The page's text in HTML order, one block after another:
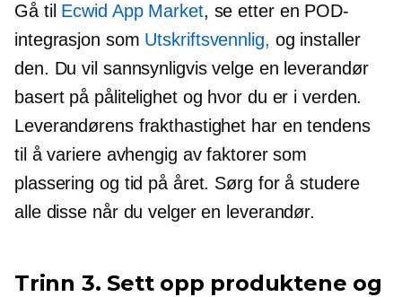
Gå til Ecwid App Market, se etter en POD-
integrasjon som Utskriftsvennlig, og installer
den. Du vil sannsynligvis velge en leverandør
basert på pålitelighet og hvor du er i verden.
Leverandørens frakthastighet har en tendens
til å variere avhengig av faktorer som
plassering og tid på året. Sørg for å studere
alle disse når du velger en leverandør.
Trinn 3. Sett opp produktene og